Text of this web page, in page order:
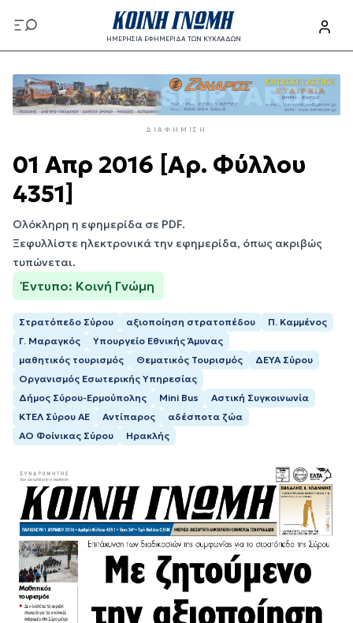
προς
το
περιεχόμενο
ΗΜΕΡΗΣΙΑ ΕΦΗΜΕΡΙΔΑ ΤΩΝ ΚΥΚΛΑΔΩΝ
προς
το
κυρίως
ΔΙΑΦΉΜΙΣΗ
01 Απρ 2016 [Αρ. Φύλλου
4351]
Ολόκληρη η εφημερίδα σε PDF.
Ξεφυλλίστε ηλεκτρονικά την εφημερίδα, όπως ακριβώς
τυπώνεται.
Έντυπο: Κοινή Γνώμη
Στρατόπεδο Σύρου αξιοποίηση στρατοπέδου
Π. Καμμένος
Γ. Μαραγκός
Υπουργείο Εθνικής Άμυνας
μαθητικός τουρισμός
Θεματικός Τουρισμός
ΔΕΥΑ Σύρου
Οργανισμός Εσωτερικής Υπηρεσίας
Δήμος Σύρου-Ερμούπολης
Mini Bus
Αστική Συγκοινωνία
ΚΤΕΛ Σύρου ΑΕ
Αντίπαρος
αδέσποτα ζώα
ΑΟ Φοίνικας Σύρου
Ηρακλής